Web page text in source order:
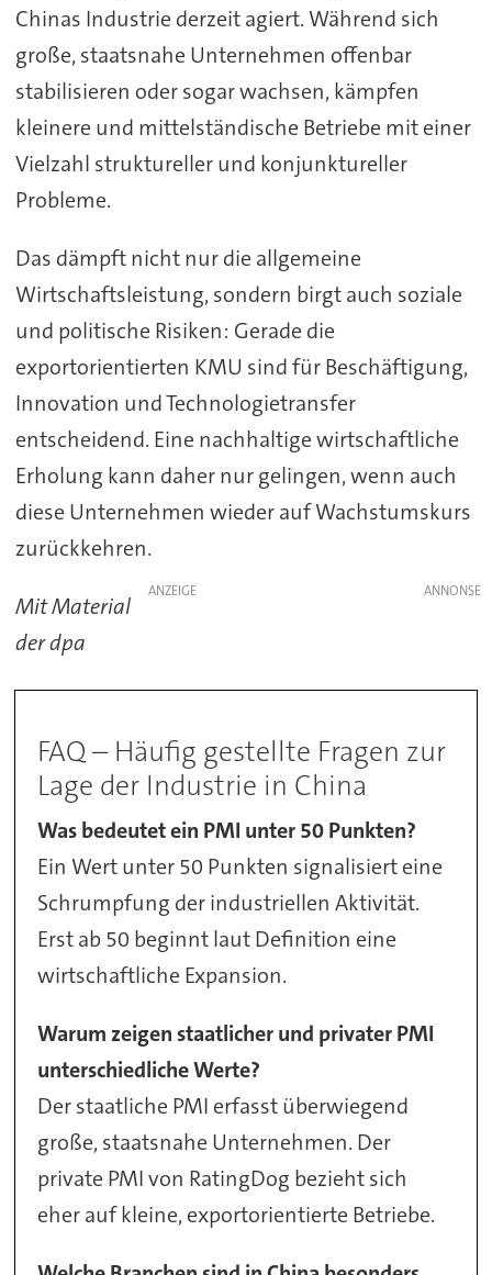
Chinas Industrie derzeit agiert. Während sich
große, staatsnahe Unternehmen offenbar
stabilisieren oder sogar wachsen, kämpfen
kleinere und mittelständische Betriebe mit einer
Vielzahl struktureller und konjunktureller
Probleme.
Das dämpft nicht nur die allgemeine
Wirtschaftsleistung, sondern birgt auch soziale
und politische Risiken: Gerade die
exportorientierten KMU sind für Beschäftigung,
Innovation und Technologietransfer
entscheidend. Eine nachhaltige wirtschaftliche
Erholung kann daher nur gelingen, wenn auch
diese Unternehmen wieder auf Wachstumskurs
zurückkehren.
ANZEIGE
Mit Material
der dpa
FAQ – Häufig gestellte Fragen zur
Lage der Industrie in China
Was bedeutet ein PMI unter 50 Punkten?
Ein Wert unter 50 Punkten signalisiert eine
Schrumpfung der industriellen Aktivität.
Erst ab 50 beginnt laut Definition eine
wirtschaftliche Expansion.
Warum zeigen staatlicher und privater PMI
unterschiedliche Werte?
Der staatliche PMI erfasst überwiegend
große, staatsnahe Unternehmen. Der
private PMI von RatingDog bezieht sich
eher auf kleine, exportorientierte Betriebe.